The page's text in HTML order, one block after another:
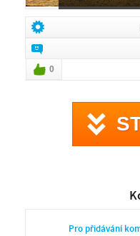
0
Pro přidávání